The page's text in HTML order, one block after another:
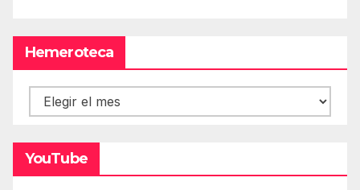
Hemeroteca
Hemeroteca
YouTube